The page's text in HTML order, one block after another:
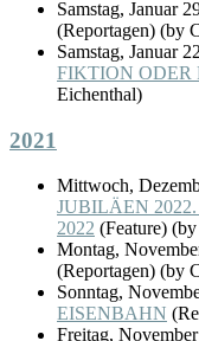
Samstag, Januar
(Reportagen) (by
Samstag, Januar 22
FIKTION ODER
Eichenthal)
2021
Mittwoch,
JUBILÄEN
2022 (Feature)
Montag,
(Reportagen) (by
Sonntag,
EISENBAHN (
Freitag,